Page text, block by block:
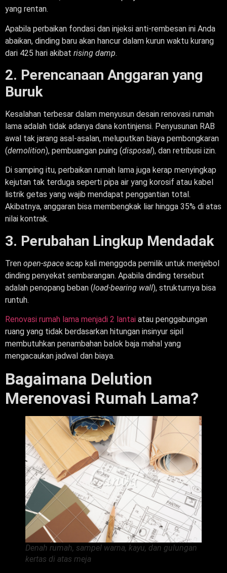
yang rentan.
Apabila perbaikan fondasi dan injeksi anti-rembesan ini Anda
abaikan, dinding baru akan hancur dalam kurun waktu kurang
dari 425 hari akibat rising damp.
2. Perencanaan Anggaran yang
Buruk
Kesalahan terbesar dalam menyusun desain renovasi rumah
lama adalah tidak adanya dana kontinjensi. Penyusunan RAB
awal tak jarang asal-asalan, meluputkan biaya pembongkaran
(demolition), pembuangan puing (disposal), dan retribusi izin.
Di samping itu, perbaikan rumah lama juga kerap menyingkap
kejutan tak terduga seperti pipa air yang korosif atau kabel
listrik getas yang wajib mendapat penggantian total.
Akibatnya, anggaran bisa membengkak liar hingga 35% di atas
nilai kontrak.
3. Perubahan Lingkup Mendadak
Tren open-space acap kali menggoda pemilik untuk menjebol
dinding penyekat sembarangan. Apabila dinding tersebut
adalah penopang beban (load-bearing wall), strukturnya bisa
runtuh.
Renovasi rumah lama menjadi 2 lantai atau penggabungan
ruang yang tidak berdasarkan hitungan insinyur sipil
membutuhkan penambahan balok baja mahal yang
mengacaukan jadwal dan biaya.
Bagaimana Delution
Merenovasi Rumah Lama?
Denah rumah, sampel warna, kayu, dan gulungan
kertas di atas meja